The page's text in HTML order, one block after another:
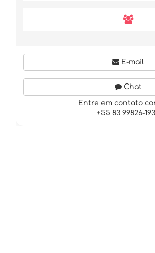
E-mail
Chat
Entre em contato
+55 83 99826-